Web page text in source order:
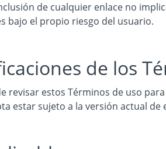
de cualquier enlace no
bajo el propio riesgo del usuario.
de los
revisar estos Términos de uso
estar sujeto a la versión actual de